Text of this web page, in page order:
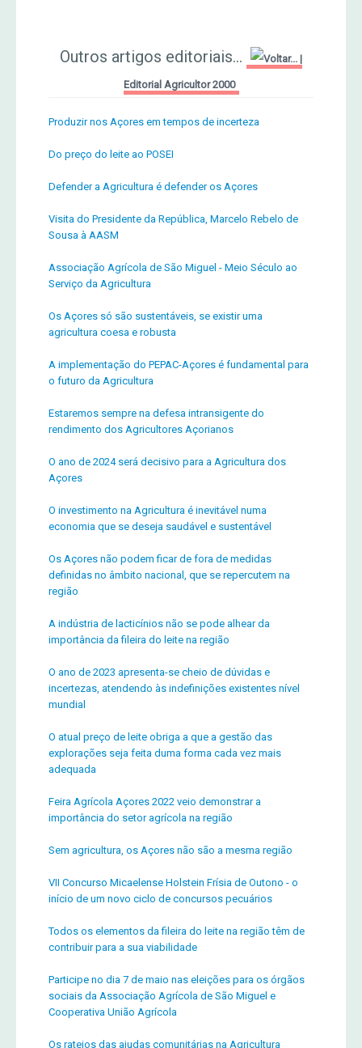
Outros artigos editoriais... |
Editorial Agricultor 2000
Produzir nos Açores em tempos de incerteza
Do preço do leite ao POSEI
Defender a Agricultura é defender os Açores
Visita do Presidente da República, Marcelo Rebelo de
Sousa à AASM
Associação Agrícola de São Miguel - Meio Século ao
Serviço da Agricultura
Os Açores só são sustentáveis, se existir uma
agricultura coesa e robusta
A implementação do PEPAC-Açores é fundamental para
o futuro da Agricultura
Estaremos sempre na defesa intransigente do
rendimento dos Agricultores Açorianos
O ano de 2024 será decisivo para a Agricultura dos
Açores
O investimento na Agricultura é inevitável numa
economia que se deseja saudável e sustentável
Os Açores não podem ficar de fora de medidas
definidas no âmbito nacional, que se repercutem na
região
A indústria de lacticínios não se pode alhear da
importância da fileira do leite na região
O ano de 2023 apresenta-se cheio de dúvidas e
incertezas, atendendo às indefinições existentes nível
mundial
O atual preço de leite obriga a que a gestão das
explorações seja feita duma forma cada vez mais
adequada
Feira Agrícola Açores 2022 veio demonstrar a
importância do setor agrícola na região
Sem agricultura, os Açores não são a mesma região
VII Concurso Micaelense Holstein Frísia de Outono - o
início de um novo ciclo de concursos pecuários
Todos os elementos da fileira do leite na região têm de
contribuir para a sua viabilidade
Participe no dia 7 de maio nas eleições para os órgãos
sociais da Associação Agrícola de São Miguel e
Cooperativa União Agrícola
Os rateios das ajudas comunitárias na Agricultura